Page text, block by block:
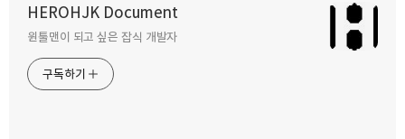
HEROHJK Document
원툴맨이 되고 싶은 잡식 개발자
구독하기
2022.05.16
배열의 값으로 index를 찾기.